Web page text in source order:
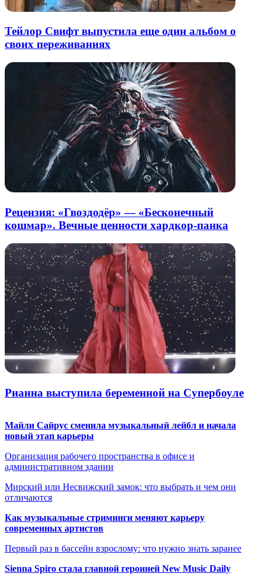
Тейлор Свифт выпустила еще один альбом о
своих переживаниях
Рецензия: «Гвоздодёр» — «Бесконечный
кошмар». Вечные ценности хардкор-панка
Рианна выступила беременной на Супербоуле
Майли Сайрус сменила музыкальный лейбл и начала
новый этап карьеры
Организация рабочего пространства в офисе и
административном здании
Мирский или Несвижский замок: что выбрать и чем они
отличаются
Как музыкальные стриминги меняют карьеру
современных артистов
Первый раз в бассейн взрослому: что нужно знать заранее
Sienna Spiro стала главной героиней New Music Daily